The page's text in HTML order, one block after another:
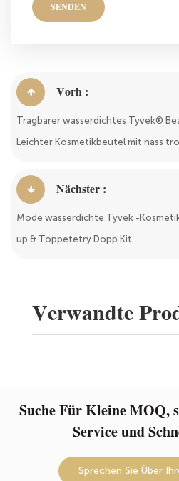
SENDEN
Vorh :
Tragbarer wasserdichtes Tyvek®
Leichter Kosmetikbeutel mit nass
Nächster :
Mode wasserdichte Tyvek -
up & Toppetetry Dopp Kit
Verwandte
Suche Für Kleine MOQ,
Service und
Sprechen Sie Über